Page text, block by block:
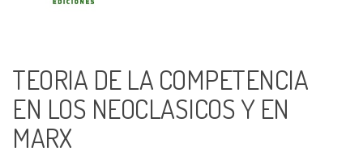
TEORIA DE LA COMPETENCIA
EN LOS NEOCLASICOS Y EN
MARX